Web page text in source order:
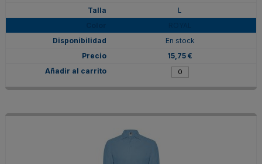
L
En stock
15,75 €